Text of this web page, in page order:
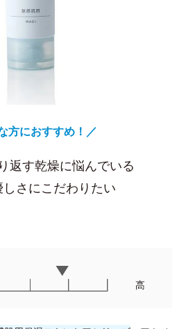
方におすすめ！／
返す乾燥に悩んでいる
さにこだわりたい